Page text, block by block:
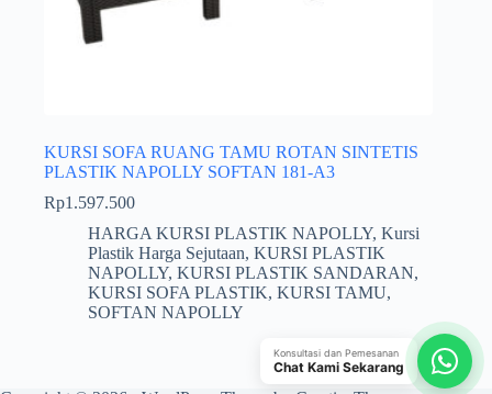
KURSI SOFA RUANG TAMU ROTAN SINTETIS
PLASTIK NAPOLLY SOFTAN 181-A3
Rp1.597.500
HARGA KURSI PLASTIK NAPOLLY, Kursi
Plastik Harga Sejutaan, KURSI PLASTIK
NAPOLLY, KURSI PLASTIK SANDARAN,
KURSI SOFA PLASTIK, KURSI TAMU,
SOFTAN NAPOLLY
Konsultasi dan Pemesanan
Chat Kami Sekarang